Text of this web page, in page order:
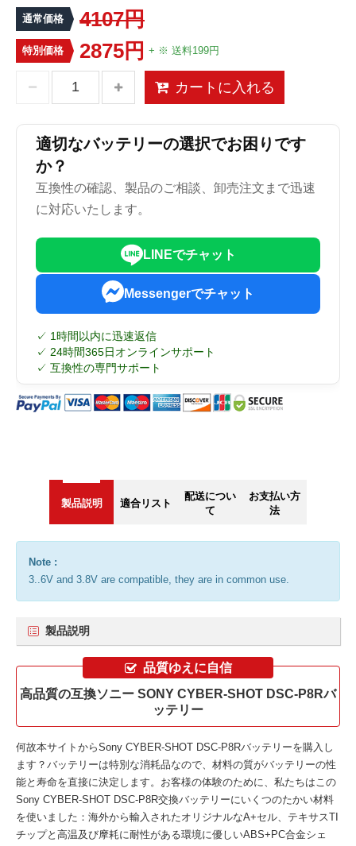
通常価格 4107円
特別価格 2875円 + ※ 送料199円
カートに入れる
適切なバッテリーの選択でお困りです
か？
互換性の確認、製品のご相談、卸売注文まで迅速
に対応いたします。
LINEでチャット
Messengerでチャット
✓ 1時間以内に迅速返信
✓ 24時間365日オンラインサポート
✓ 互換性の専門サポート
製品説明 適合リスト
配送につい
て
お支払い方
法
Note :
3..6V and 3.8V are compatible, they are in common use.
製品説明
品質ゆえに自信
高品質の互換ソニー SONY CYBER-SHOT DSC-P8Rバ
ッテリー
何故本サイトからSony CYBER-SHOT DSC-P8Rバッテリーを購入し
ます？バッテリーは特別な消耗品なので、材料の質がバッテリーの性
能と寿命を直接に決定します。お客様の体験のために、私たちはこの
Sony CYBER-SHOT DSC-P8R交換バッテリーにいくつのたかい材料
を使いました：海外から輸入されたオリジナルなA+セル、テキサスTI
チップと高温及び摩耗に耐性がある環境に優しいABS+PC合金シェ